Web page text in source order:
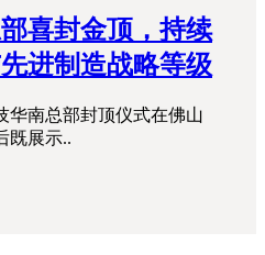
喜封金顶，持续
进制造战略等级
华南总部封顶仪式在佛山
既展示..